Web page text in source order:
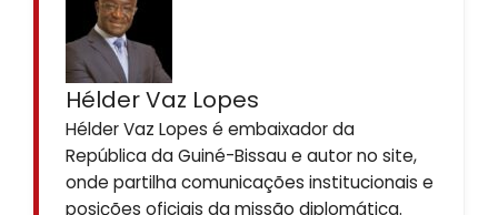
Hélder Vaz Lopes
Hélder Vaz Lopes é embaixador da
República da Guiné-Bissau e autor no site,
onde partilha comunicações institucionais e
posições oficiais da missão diplomática.